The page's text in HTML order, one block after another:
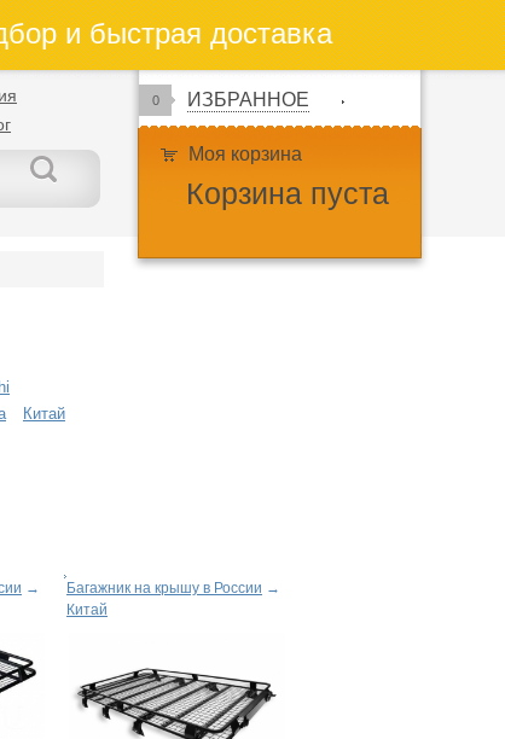
и быстрая доставка
0 ИЗБРАННОЕ
Моя корзина
Корзина пуста
Китай
→
Багажник на крышу в России →
Китай